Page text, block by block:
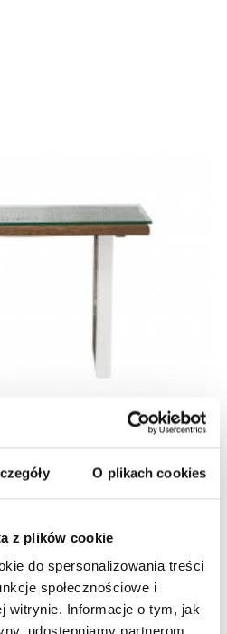
O plikach cookies
z plików cookie
do spersonalizowania treści
społecznościowe i
witrynie. Informacje o tym, jak
udostępniamy partnerom
120CM TEAK
-11%